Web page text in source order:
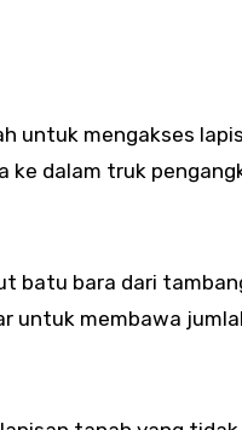
untuk mengakses
ke dalam truk
batu bara dari
untuk membawa